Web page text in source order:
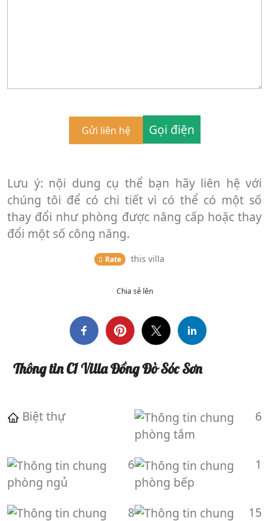
Gọi điện
Lưu ý: nội dung cụ thể bạn hãy liên hệ với
chúng tôi để có chi tiết vì có thể có một số
thay đổi như phòng được nâng cấp hoặc thay
đổi một số công năng.
Rate this villa
Chia sẻ lên
Thông tin C1 Villa Đồng Đò Sóc Sơn
Biệt thự
6
phòng tắm
6
phòng ngủ
1
phòng bếp
8
15